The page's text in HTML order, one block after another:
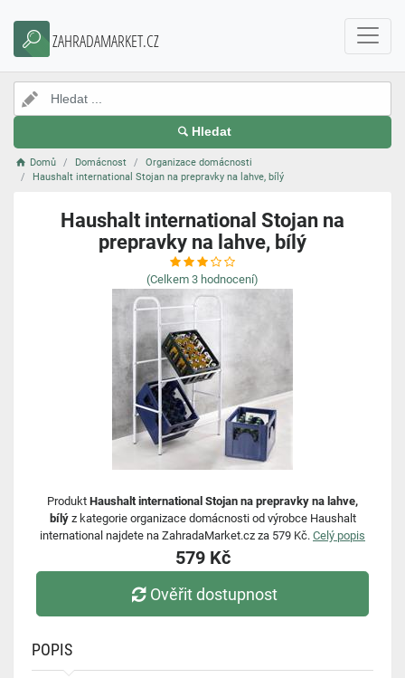
ZAHRADAMARKET.CZ
Hledat
Domů Domácnost
Organizace domácnosti
Haushalt international Stojan na prepravky na lahve, bílý
Haushalt international Stojan na
prepravky na lahve, bílý
(Celkem 3 hodnocení)
Produkt Haushalt international Stojan na prepravky na lahve,
bílýz kategorie organizace domácnosti od výrobce Haushalt
international najdete na ZahradaMarket.cz za 579 Kč. Celý popis
579 Kč
Ověřit dostupnost
POPIS